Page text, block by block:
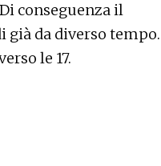
conseguenza il
già da diverso tempo.
le 17.